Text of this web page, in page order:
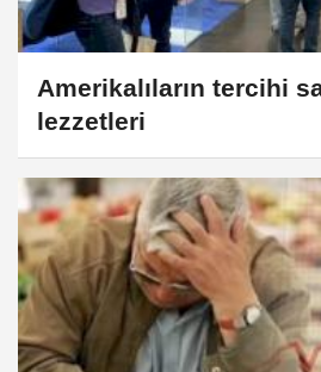
Amerikalıların tercihi
lezzetleri